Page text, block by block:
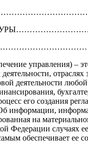
управления) –
деятельности
его создания
информации,
на
Федерации случаях
обеспечивает ее